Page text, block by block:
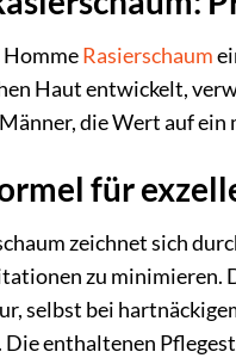
HommeRasierschaum
Haut entwickelt,
die Wert auf
für
zeichnet sich
zu minimieren.
selbst bei
enthaltenen